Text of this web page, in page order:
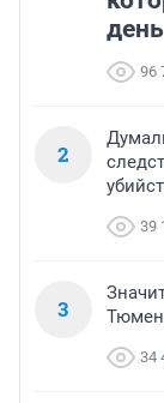
день
96
2
39
3
34